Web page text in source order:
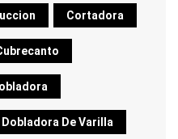
Cortadora
Dobladora De Varilla